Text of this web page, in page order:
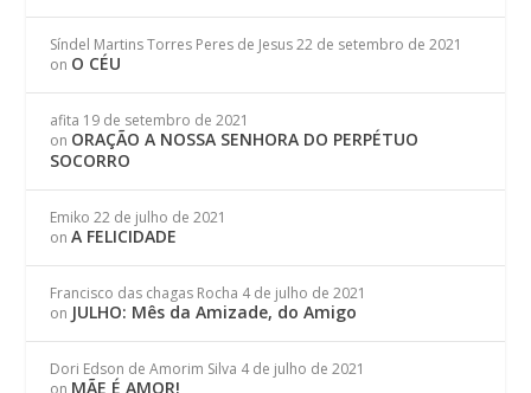
Síndel Martins Torres Peres de Jesus 22 de setembro de 2021
on O CÉU
afita 19 de setembro de 2021
on ORAÇÃO A NOSSA SENHORA DO PERPÉTUO
SOCORRO
Emiko 22 de julho de 2021
onA FELICIDADE
Francisco das chagas Rocha 4 de julho de 2021
on JULHO: Mês da Amizade, do Amigo
Dori Edson de Amorim Silva 4 de julho de 2021
on MÃE É AMOR!